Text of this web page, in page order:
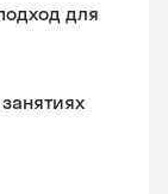
для